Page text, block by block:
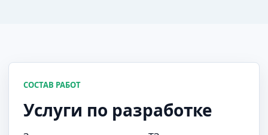
СОСТАВ РАБОТ
Услуги по разработке